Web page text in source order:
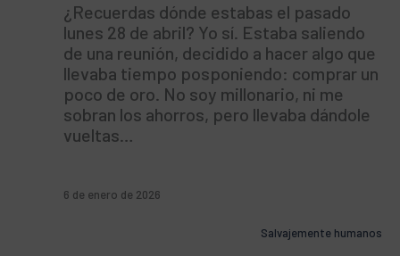
¿Recuerdas dónde estabas el pasado
lunes 28 de abril? Yo sí. Estaba saliendo
de una reunión, decidido a hacer algo que
llevaba tiempo posponiendo: comprar un
poco de oro. No soy millonario, ni me
sobran los ahorros, pero llevaba dándole
vueltas…
6 de enero de 2026
Salvajemente humanos